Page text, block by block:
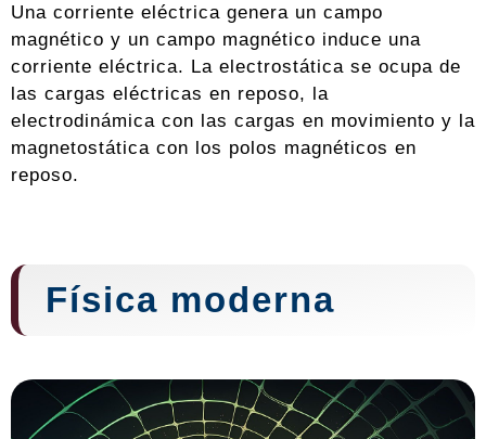
Una corriente eléctrica genera un campo
magnético y un campo magnético induce una
corriente eléctrica. La electrostática se ocupa de
las cargas eléctricas en reposo, la
electrodinámica con las cargas en movimiento y la
magnetostática con los polos magnéticos en
reposo.
Física moderna